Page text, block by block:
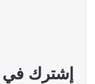
إشترك في